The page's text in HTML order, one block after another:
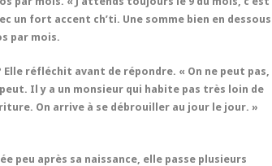
un fort accent ch’ti. Une somme bien en dessous
par mois.
réfléchit avant de répondre. « On ne peut pas,
Il y a un monsieur qui habite pas très loin de
On arrive à se débrouiller au jour le jour. »
peu après sa naissance, elle passe plusieurs